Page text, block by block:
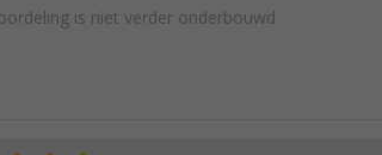
is niet verder onderbouwd.